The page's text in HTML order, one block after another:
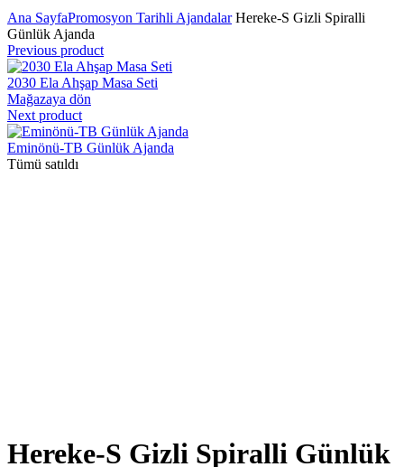
Ana SayfaPromosyon Tarihli AjandalarHereke-S Gizli Spiralli
Günlük Ajanda
Previous product
2030 Ela Ahşap Masa Seti
Mağazaya dön
Next product
Eminönü-TB Günlük Ajanda
Tümü satıldı
Hereke-S Gizli Spiralli Günlük